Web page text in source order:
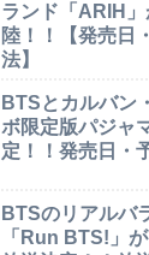
ランド「ARIH
陸！！【発売日
法】
BTSとカルバン
ボ限定版パジャ
定！！発売日・
BTSのリアルバ
「Run BTS!」